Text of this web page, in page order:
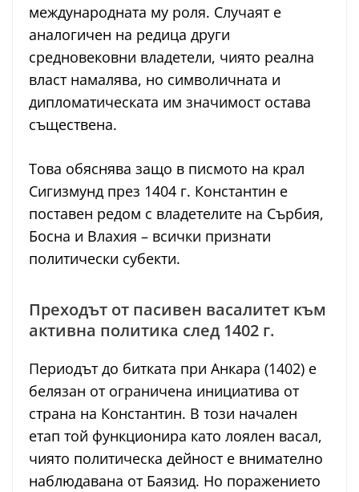
международната му роля. Случаят е
аналогичен на редица други
средновековни владетели, чиято реална
власт намалява, но символичната и
дипломатическата им значимост остава
съществена.
Това обяснява защо в писмото на крал
Сигизмунд през 1404 г. Константин е
поставен редом с владетелите на Сърбия,
Босна и Влахия – всички признати
политически субекти.
Преходът от пасивен васалитет към
активна политика след 1402 г.
Периодът до битката при Анкара (1402) е
белязан от ограничена инициатива от
страна на Константин. В този начален
етап той функционира като лоялен васал,
чиято политическа дейност е внимателно
наблюдавана от Баязид. Но поражението